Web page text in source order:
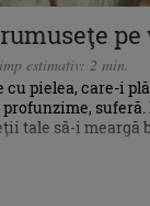
pe
estimativ: 2 min.
pielea, care-i
profunzime,
tale să-i meargă